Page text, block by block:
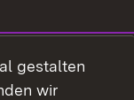
gestalten
wir